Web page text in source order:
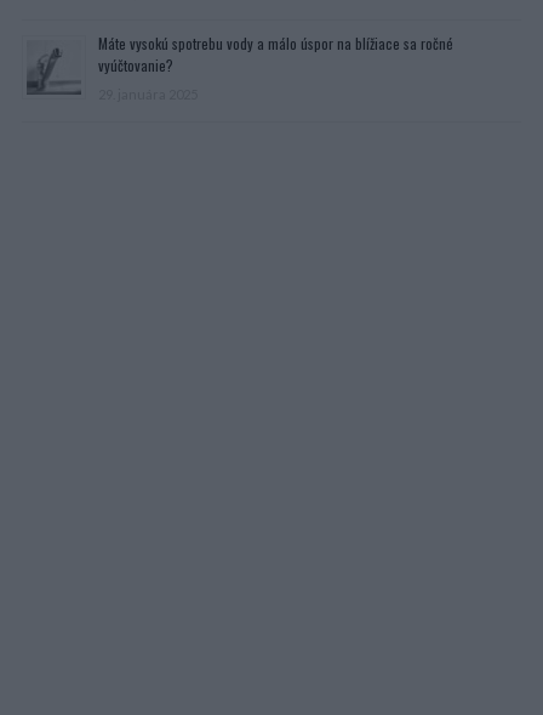
Máte vysokú spotrebu vody a málo úspor na blížiace sa ročné
vyúčtovanie?